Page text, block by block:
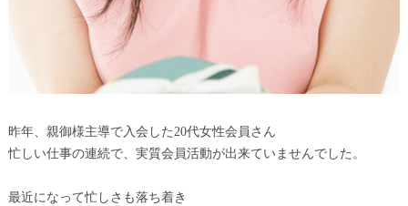
昨年、親御様主導で入会した20代女性会員さん
忙しい仕事の連続で、実質会員活動が出来ていませんでした。
最近になって忙しさも落ち着き